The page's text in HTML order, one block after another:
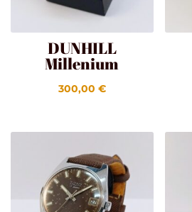
DUNHILL
Millenium
300,00 €